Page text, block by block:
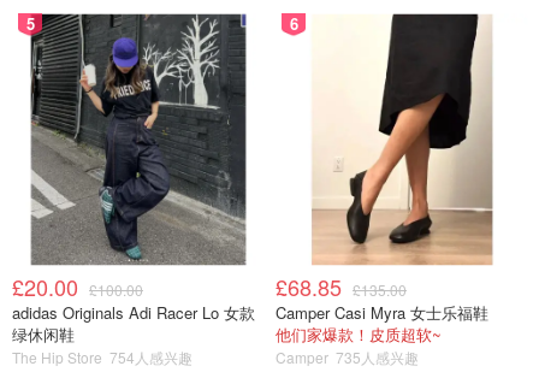
5
£20.00 £100.00
adidas Originals Adi Racer Lo 女款
绿休闲鞋
The Hip Store 754人感兴趣
6
£68.85 £135.00
Camper Casi Myra 女士乐福鞋
他们家爆款！皮质超软~
Camper 735人感兴趣